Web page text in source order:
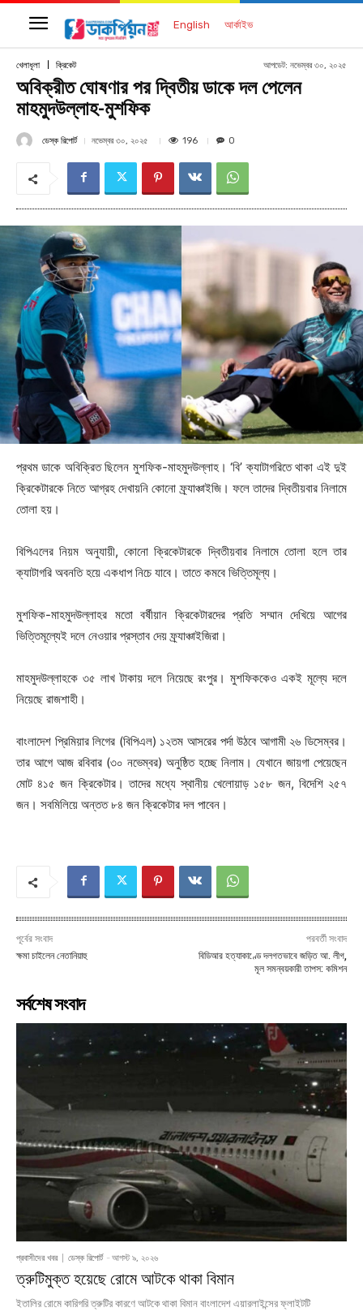
English আর্কাইভ
খেলাধূলা ক্রিকেট আপডেট: নভেম্বর ৩০, ২০২৫
অবিক্রীত ঘোষণার পর দ্বিতীয় ডাকে দল পেলেন
মাহমুদউল্লাহ-মুশফিক
ডেস্ক রিপোর্ট নভেম্বর ৩০, ২০২৫ 196 0
প্রথম ডাকে অবিক্রিত ছিলেন মুশফিক-মাহমুদউল্লাহ। ‘বি’ ক্যাটাগরিতে থাকা এই দুই
ক্রিকেটারকে নিতে আগ্রহ দেখায়নি কোনো ফ্র্যাঞ্চাইজি। ফলে তাদের দ্বিতীয়বার নিলামে
তোলা হয়।
বিপিএলের নিয়ম অনুযায়ী, কোনো ক্রিকেটারকে দ্বিতীয়বার নিলামে তোলা হলে তার
ক্যাটাগরি অবনতি হয়ে একধাপ নিচে যাবে। তাতে কমবে ভিত্তিমূল্য।
মুশফিক-মাহমুদউল্লাহর মতো বর্ষীয়ান ক্রিকেটারদের প্রতি সম্মান দেখিয়ে আগের
ভিত্তিমূল্যেই দলে নেওয়ার প্রস্তাব দেয় ফ্র্যাঞ্চাইজিরা।
মাহমুদউল্লাহকে ৩৫ লাখ টাকায় দলে নিয়েছে রংপুর। মুশফিককেও একই মূল্যে দলে
নিয়েছে রাজশাহী।
বাংলাদেশ প্রিমিয়ার লিগের (বিপিএল) ১২তম আসরের পর্দা উঠবে আগামী ২৬ ডিসেম্বর।
তার আগে আজ রবিবার (৩০ নভেম্বর) অনুষ্ঠিত হচ্ছে নিলাম। যেখানে জায়গা পেয়েছেন
মোট ৪১৫ জন ক্রিকেটার। তাদের মধ্যে স্থানীয় খেলোয়াড় ১৫৮ জন, বিদেশি ২৫৭
জন। সবমিলিয়ে অন্তত ৮৪ জন ক্রিকেটার দল পাবেন।
পূর্বের সংবাদ
ক্ষমা চাইলেন নেতানিয়াহু
পরবর্তী সংবাদ
বিডিআর হত্যাকাণ্ডে দলগতভাবে জড়িত আ. লীগ,
মূল সমন্বয়কারী তাপস: কমিশন
সর্বশেষ সংবাদ
প্রবাসীদের খবর ডেস্ক রিপোর্ট - আগস্ট ৯, ২০২৬
ত্রুটিমুক্ত হয়েছে রোমে আটকে থাকা বিমান
ইতালির রোমে কারিগরি ত্রুটির কারণে আটকে থাকা বিমান বাংলাদেশ এয়ারলাইন্সের ফ্লাইটটি